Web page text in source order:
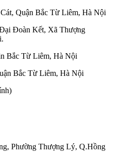
Quận Bắc Từ Liêm, Hà Nội
Đoàn Kết, Xã Thượng
Bắc Từ Liêm, Hà Nội
Bắc Từ Liêm, Hà Nội
Phường Thượng Lý, Q.Hồng